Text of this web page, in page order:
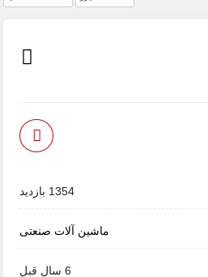
1354 بازدید
ماشین آلات صنعتی
6 سال قبل